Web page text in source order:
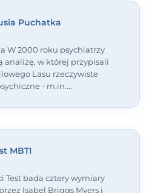
Puchatka
W 2000 roku psychiatrzy
w której przypisali
Lasu rzeczywiste
- m.in.…
MBTI
Test bada cztery wymiary
Isabel Briggs Myers i